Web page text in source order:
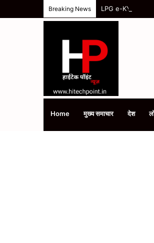
Breaking News LPG e-KYC
Home मुख्य समाचार देश